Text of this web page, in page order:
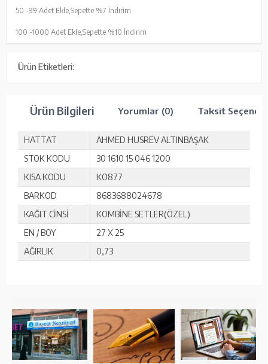
50 -99 Adet Ekle, Sepette %7 İndirim
100 -1000 Adet Ekle, Sepette %10 İndirim
Ürün Etiketleri:
Ürün Bilgileri Yorumlar (0) Taksit
HATTAT
AHMED HUSREV ALTINBAŞAK
STOK KODU
30 1610 15 046 1200
KISA KODU
KO877
BARKOD
8683688024678
KAĞIT CİNSİ
KOMBİNE SETLER(ÖZEL)
EN / BOY
27 X 25
AĞIRLIK
0,73